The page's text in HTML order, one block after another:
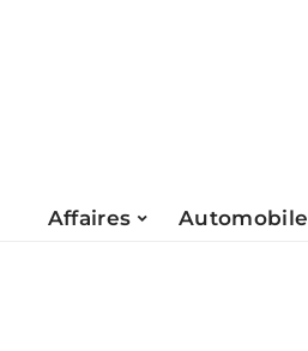
Affaires Automobile